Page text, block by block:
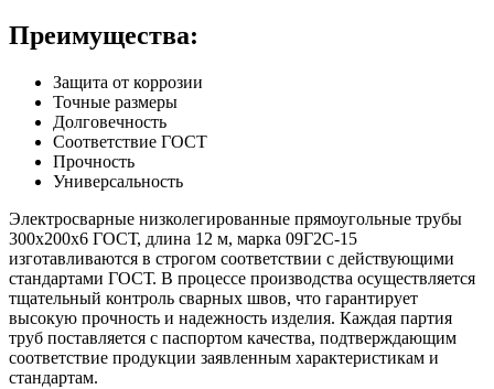
Преимущества:
Защита от коррозии
Точные размеры
Долговечность
Соответствие ГОСТ
Прочность
Универсальность
Электросварные низколегированные прямоугольные трубы
300х200х6 ГОСТ, длина 12 м, марка 09Г2С-15
изготавливаются в строгом соответствии с действующими
стандартами ГОСТ. В процессе производства осуществляется
тщательный контроль сварных швов, что гарантирует
высокую прочность и надежность изделия. Каждая партия
труб поставляется с паспортом качества, подтверждающим
соответствие продукции заявленным характеристикам и
стандартам.